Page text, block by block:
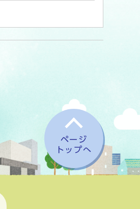
ページ
トップへ